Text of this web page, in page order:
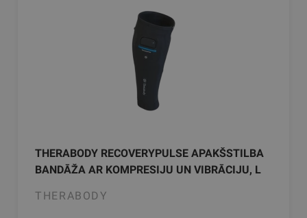
THERABODY RECOVERYPULSE APAKŠSTILBA
BANDĀŽA AR KOMPRESIJU UN VIBRĀCIJU, L
THERABODY